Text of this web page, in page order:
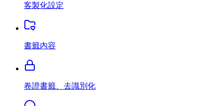
客製化設定
書籤內容
卷證書籤、去識別化